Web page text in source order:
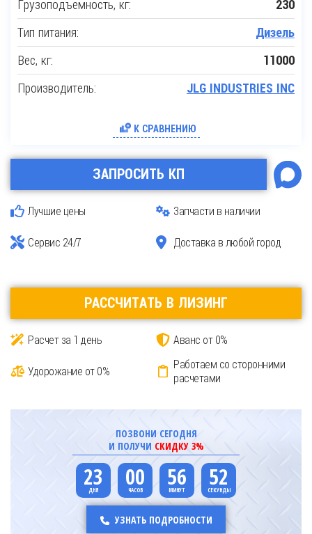
Грузоподъемность, кг: 230
Тип питания: Дизель
Вес, кг: 11000
Производитель: JLG INDUSTRIES INC
К СРАВНЕНИЮ
ЗАПРОСИТЬ КП
Лучшие цены Запчасти в наличии
Сервис 24/7 Доставка в любой город
РАССЧИТАТЬ В ЛИЗИНГ
Расчет за 1 день Аванс от 0%
Удорожание от 0%
Работаем со сторонними
расчетами
ПОЗВОНИ СЕГОДНЯ
И ПОЛУЧИ СКИДКУ 3%
23 00 56 51
УЗНАТЬ ПОДРОБНОСТИ